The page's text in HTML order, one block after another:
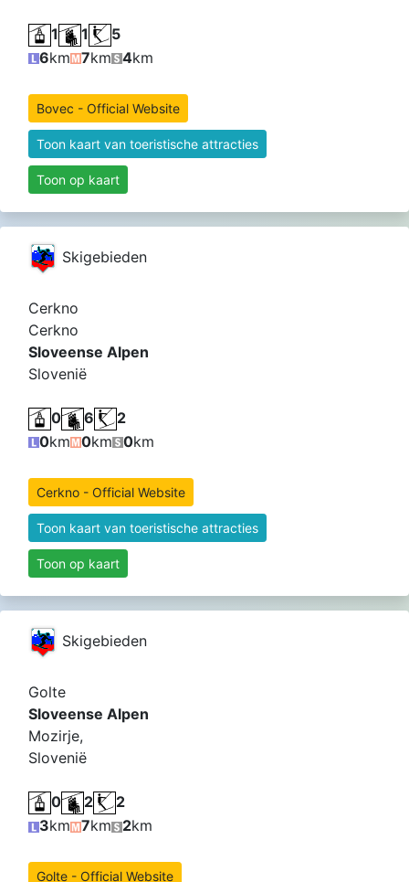
1 1
5
6km 7km 4km
Bovec - Official Website
Toon kaart van toeristische attracties
Toon op kaart
Skigebieden
Cerkno
Cerkno
Sloveense Alpen
Slovenië
0 6
2
0km 0km 0km
Cerkno - Official Website
Toon kaart van toeristische attracties
Toon op kaart
Skigebieden
Golte
Sloveense Alpen
Mozirje,
Slovenië
0 2
2
3km 7km 2km
Golte - Official Website